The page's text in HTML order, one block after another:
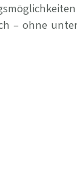
– ohne